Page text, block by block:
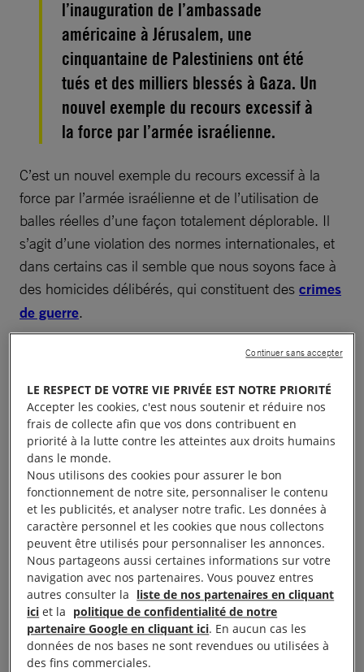
l’inauguration de l’ambassade
américaine à Jérusalem, une
cinquantaine de Palestiniens ont été
tués et des milliers blessés à Gaza. Un
nouvel exemple du recours excessif à
la force par l’armée israélienne.
C’est un nouvel exemple du recours excessif à la
force par l’armée israélienne et de l’utilisation de
balles réelles d’une façon totalement déplorable. Il
s’agit d’une violation des normes internationales, et
dans certains cas il semble que nous soyons face à
des homicides délibérés, qui constituent des crimes
de guerre.
Les homicides illégaux de l’armée
Un embargo sur les armes
s’impose
Les images de Gaza aujourd’hui sont très
inquiétantes et, tandis que la violence continue
d’échapper à tout contrôle, les autorités israéliennes
doivent maîtriser l’armée afin de prévenir d’autres
pertes en vies humaines et blessures graves.
LE RESPECT DE VOTRE VIE PRIVÉE EST NOTRE PRIORITÉ
Accepter les cookies, c'est nous soutenir et réduire nos
frais de collecte afin que vos dons contribuent en
priorité à la lutte contre les atteintes aux droits humains
dans le monde.
Nous utilisons des cookies pour assurer le bon
fonctionnement de notre site, personnaliser le contenu
et les publicités, et analyser notre trafic. Les données à
caractère personnel et les cookies que nous collectons
peuvent être utilisés pour personnaliser les annonces.
Nous partageons aussi certaines informations sur votre
navigation avec nos partenaires. Vous pouvez entres
autres consulter la liste de nos partenaires en cliquant
ici et la politique de confidentialité de notre
partenaire Google en cliquant ici. En aucun cas les
données de nos bases ne sont revendues ou utilisées à
des fins commerciales.
Continuer sans accepter